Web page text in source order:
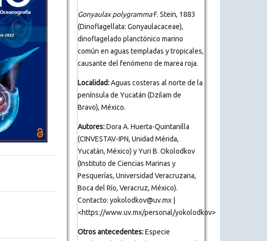
Gonyaulax polygrammaF. Stein, 1883
(Dinoflagellata: Gonyaulacaceae),
dinoflagelado planctónico marino
común en aguas templadas y tropicales,
causante del fenómeno de marea roja.
Localidad:Aguas costeras al norte de la
península de Yucatán (Dzilam de
Bravo), México.
Autores:Dora A. Huerta-Quintanilla
(CINVESTAV-IPN, Unidad Mérida,
Yucatán, México) y Yuri B. Okolodkov
(Instituto de Ciencias Marinas y
Pesquerías, Universidad Veracruzana,
Boca del Río, Veracruz, México).
Contacto: yokolodkov@uv.mx |
<https://www.uv.mx/personal/yokolodkov>
Otros antecedentes:Especie